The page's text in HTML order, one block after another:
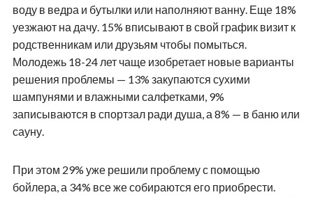
воду в ведра и бутылки или наполняют ванну. Еще 18%
уезжают на дачу. 15% вписывают в свой график визит к
родственникам или друзьям чтобы помыться.
Молодежь 18-24 лет чаще изобретает новые варианты
решения проблемы — 13% закупаются сухими
шампунями и влажными салфетками, 9%
записываются в спортзал ради душа, а 8% — в баню или
сауну.
При этом 29% уже решили проблему с помощью
бойлера, а 34% все же собираются его приобрести.